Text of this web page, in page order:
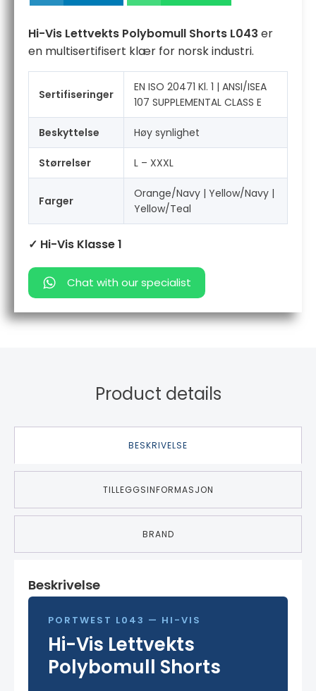
Hi-Vis Lettvekts Polybomull Shorts L043 er
en multisertifisert klær for norsk industri.
Sertifiseringer
EN ISO 20471 Kl. 1 | ANSI/ISEA
107 SUPPLEMENTAL CLASS E
Beskyttelse Høy synlighet
Størrelser L – XXXL
Farger
Orange/Navy | Yellow/Navy |
Yellow/Teal
✓ Hi-Vis Klasse 1
Chat with our specialist
Product details
BESKRIVELSE
TILLEGGSINFORMASJON
BRAND
Beskrivelse
PORTWEST L043 — HI-VIS
Hi-Vis Lettvekts
Polybomull Shorts